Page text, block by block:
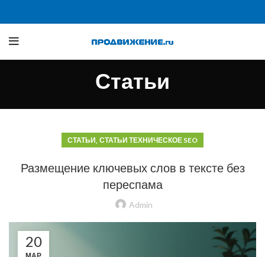
Статьи
СТАТЬИ, СТАТЬИ ТЕХНИЧЕСКОЕ SEO
Размещение ключевых слов в тексте без
переспама
Admin
20